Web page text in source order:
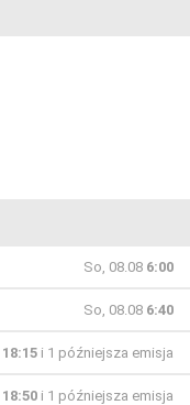
So, 08.08 6:00
So, 08.08 6:40
18:15 i 1 późniejsza emisja
18:50 i 1 późniejsza emisja